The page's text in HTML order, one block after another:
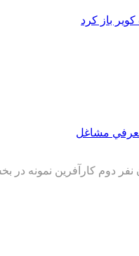
باز کرد
مشاغل